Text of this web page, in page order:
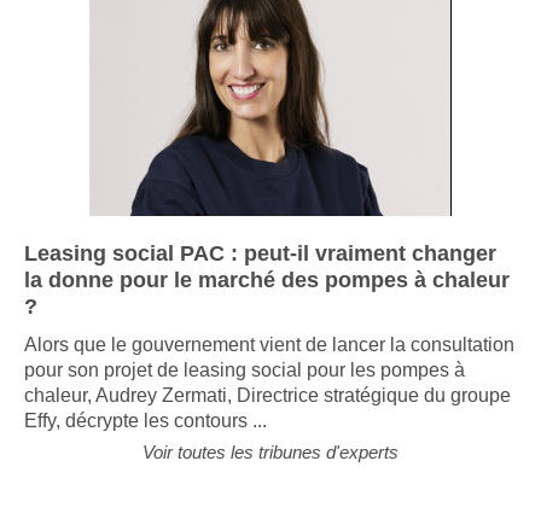
Leasing social PAC : peut-il vraiment changer
la donne pour le marché des pompes à chaleur
Alors que le gouvernement vient de lancer la consultation
pour son projet de leasing social pour les pompes à
chaleur, Audrey Zermati, Directrice stratégique du groupe